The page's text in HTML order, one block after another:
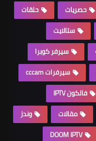
حصريات
حلقات
ستالايت
سيرفر كوبرا
سيرفرات cccam
فالكون IPTV
مقالات
وندز
DOOM IPTV